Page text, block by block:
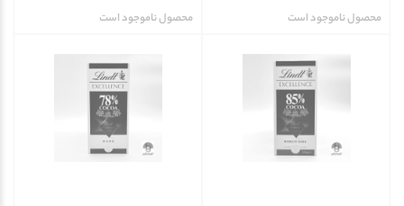
محصول ناموجود است محصول ناموجود است